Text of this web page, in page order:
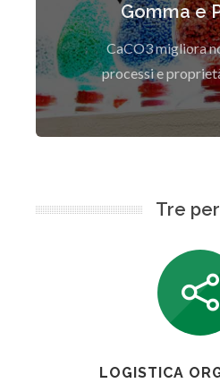
Gomma e
CaCO3 migliora
processi e
Scopri di
Tre
LOGISTICA